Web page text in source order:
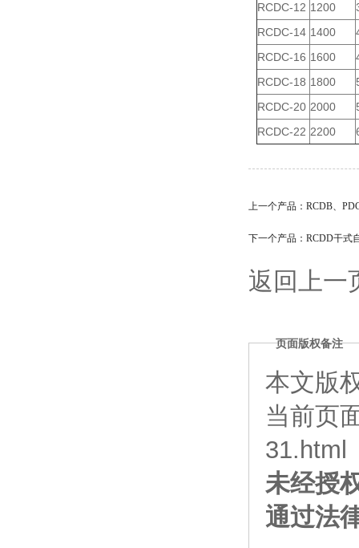
RCDC-12 1200
RCDC-14 1400
RCDC-16 1600
RCDC-18 1800
RCDC-20 2000
RCDC-22 2200
上一个产品： RCDB、
下一个产品： RCDD干式
返回上一
页面版权备注
本文版
当前页
31.html
未经授
通过法